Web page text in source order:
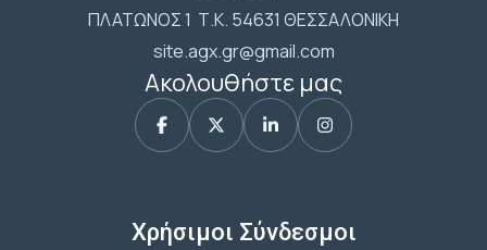
ΠΛΑΤΩΝΟΣ 1 Τ.Κ. 54631 ΘΕΣΣΑΛΟΝΙΚΗ
site.agx.gr@gmail.com
Ακολουθήστε μας
Χρήσιμοι Σύνδεσμοι